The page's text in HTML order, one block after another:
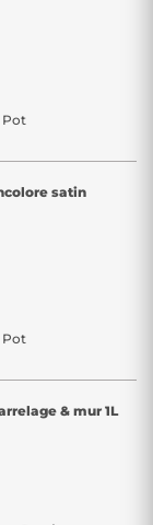
Pot
satin
Pot
& mur 1L